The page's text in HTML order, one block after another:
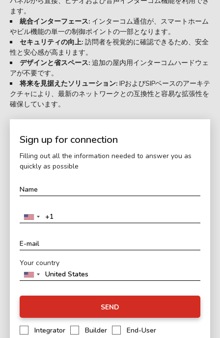
ます。
統合インターフェース: インターコム通信が、スマートホーム
やビル機能の単一の制御ポイントの一部となります。
セキュリティの向上: 訪問者を視覚的に確認できるため、安全
性と安心感が高まります。
デザインと省スペース: 追加の屋内用インターコムハードウェ
アが不要です。
将来を見据えたソリューション: IPおよびSIPベースのアーキテ
クチャにより、最新のネットワークとの互換性と容易な拡張性を
確保しています。
Sign up for connection
Filling out all the information needed to answer you as
quickly as possible
Your country
SEND
Integrator Builder
End-User